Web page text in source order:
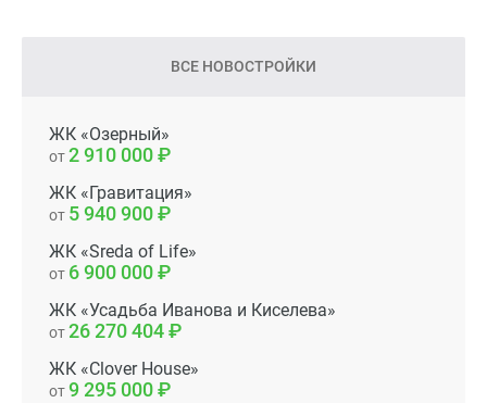
ВСЕ НОВОСТРОЙКИ
ЖК «Озерный»
от2 910 000
ЖК «Гравитация»
от 5 940 900
ЖК «Sreda of Life»
от 6 900 000
ЖК «Усадьба Иванова и Киселева»
от26 270 404
ЖК «Clover House»
от9 295 000